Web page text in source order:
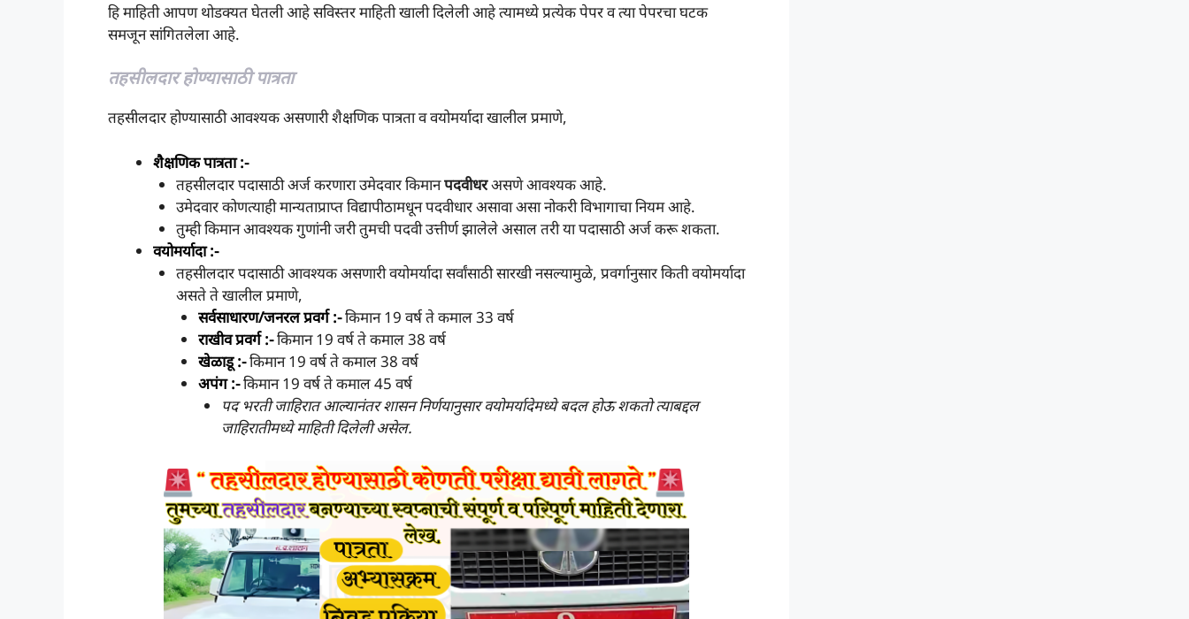
हि माहिती आपण थोडक्यत घेतली आहे सविस्तर माहिती खाली दिलेली आहे त्यामध्ये प्रत्येक पेपर व त्या पेपरचा घटक
समजून सांगितलेला आहे.
तहसीलदार होण्यासाठी पात्रता
तहसीलदार होण्यासाठी आवश्यक असणारी शैक्षणिक पात्रता व वयोमर्यादा खालील प्रमाणे,
शैक्षणिक पात्रता :-
तहसीलदार पदासाठी अर्ज करणारा उमेदवार किमानपदवीधरअसणे आवश्यक आहे.
उमेदवार कोणत्याही मान्यताप्राप्त विद्यापीठामधून पदवीधार असावा असा नोकरी विभागाचा नियम आहे.
तुम्ही किमान आवश्यक गुणांनी जरी तुमची पदवी उत्तीर्ण झालेले असाल तरी या पदासाठी अर्ज करू शकता.
वयोमर्यादा :-
तहसीलदार पदासाठी आवश्यक असणारी वयोमर्यादा सर्वांसाठी सारखी नसल्यामुळे, प्रवर्गानुसार किती वयोमर्यादा
असते ते खालील प्रमाणे,
सर्वसाधारण/जनरल प्रवर्ग :-किमान 19 वर्ष ते कमाल 33 वर्ष
राखीव प्रवर्ग :-किमान 19 वर्ष ते कमाल 38 वर्ष
खेळाडू :-किमान 19 वर्ष ते कमाल 38 वर्ष
अपंग :-किमान 19 वर्ष ते कमाल 45 वर्ष
पद भरती जाहिरात आल्यानंतर शासन निर्णयानुसार वयोमर्यादेमध्ये बदल होऊ शकतो त्याबद्दल
जाहिरातीमध्ये माहिती दिलेली असेल.